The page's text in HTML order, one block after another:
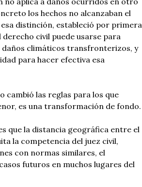
los hechos no alcanzaban el
distinción, estableció por primera
civil puede usarse para
climáticos transfronterizos, y
para hacer efectiva esa
cambió las reglas para los que
es una transformación de fondo.
que la distancia geográfica entre el
la competencia del juez civil,
con normas similares, el
futuros en muchos lugares del